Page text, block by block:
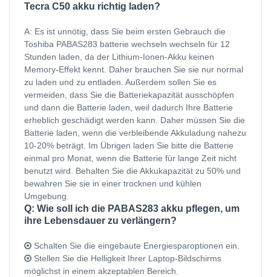
Tecra C50 akku richtig laden?
A: Es ist unnötig, dass Sie beim ersten Gebrauch die
Toshiba PABAS283 batterie wechseln wechseln für 12
Stunden laden, da der Lithium-Ionen-Akku keinen
Memory-Effekt kennt. Daher brauchen Sie sie nur normal
zu laden und zu entladen. Außerdem sollen Sie es
vermeiden, dass Sie die Batteriekapazität ausschöpfen
und dann die Batterie laden, weil dadurch Ihre Batterie
erheblich geschädigt werden kann. Daher müssen Sie die
Batterie laden, wenn die verbleibende Akkuladung nahezu
10-20% beträgt. Im Übrigen laden Sie bitte die Batterie
einmal pro Monat, wenn die Batterie für lange Zeit nicht
benutzt wird. Behalten Sie die Akkukapazität zu 50% und
bewahren Sie sie in einer trocknen und kühlen
Umgebung.
Q: Wie soll ich die PABAS283 akku pflegen, um
ihre Lebensdauer zu verlängern?
Schalten Sie die eingebaute Energiesparoptionen ein.
Stellen Sie die Helligkeit Ihrer Laptop-Bildschirms
möglichst in einem akzeptablen Bereich.